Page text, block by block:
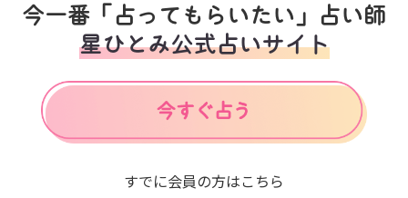
今一番「占ってもらいたい」占い師
星ひとみ公式占いサイト
すでに会員の方はこちら